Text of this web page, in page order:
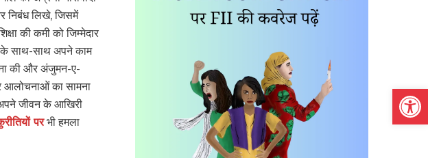
निबंध लिखे, जिसमें
की कमी को जिम्मेदार
के साथ-साथ अपने काम
की और अंजुमन-ए-
आलोचनाओं का सामना
जीवन के आखिरी
परभी हमला